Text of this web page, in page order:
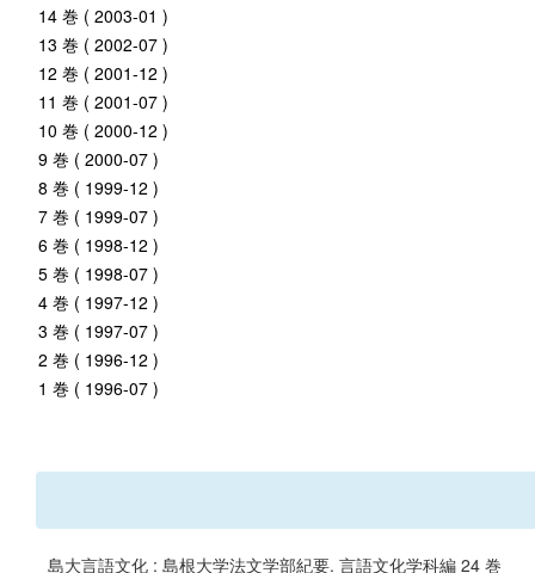
14 巻 ( 2003-01 )
13 巻 ( 2002-07 )
12 巻 ( 2001-12 )
11 巻 ( 2001-07 )
10 巻 ( 2000-12 )
9 巻 ( 2000-07 )
8 巻 ( 1999-12 )
7 巻 ( 1999-07 )
6 巻 ( 1998-12 )
5 巻 ( 1998-07 )
4 巻 ( 1997-12 )
3 巻 ( 1997-07 )
2 巻 ( 1996-12 )
1 巻 ( 1996-07 )
島大言語文化 : 島根大学法文学部紀要. 言語文化学科編 24 巻